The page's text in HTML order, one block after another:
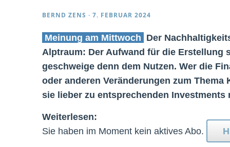
BERND ZENS · 7. FEBRUAR 2024
Meinung am Mittwoch Der
Alptraum: Der Aufwand für die Erstellung
geschweige denn dem Nutzen. Wer die
oder anderen Veränderungen zum
sie lieber zu entsprechenden Investments
Weiterlesen:
Sie haben im Moment kein aktives Abo.